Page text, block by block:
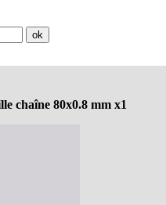
ok
chaîne 80x0.8 mm x1